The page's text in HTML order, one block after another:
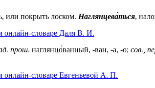
или покрыть лоском. Наглянцева́ться,
онлайн-словаре Даля В. И.
прош. наглянцо́ванный, -ван, -а, -о; сов.,
онлайн-словаре Евгеньевой А. П.